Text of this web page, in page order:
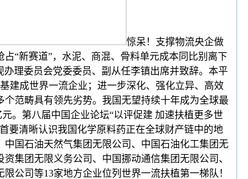
惊呆！支撑物流央企做
“新赛道”，水泥、商混、骨料单元成本同比别离下
理委员会党委委员、副从任李镇出席并致辞。本平
建成世界一流企业；进一步深化、强化立异、高效
范畴具有领先劣势。我国无望持续十年成为全球最
。第八届中国企业论坛“以评促建 加速扶植更多世
要清晰认识我国化学原料药正在全球财产链中的地
国石油天然气集团无限公司、中国石油化工集团无
集团无限义务公司、中国挪动通信集团无限公司、
公司等13家地方企业位列世界一流扶植第一梯队！